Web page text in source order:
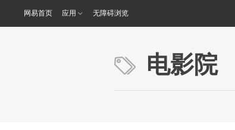
网易首页 应用 无障碍浏览
电影院